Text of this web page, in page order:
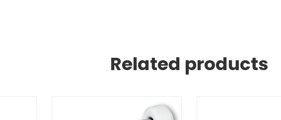
Related products